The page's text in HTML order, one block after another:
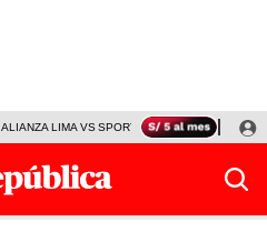
ALIANZA LIMA VS SPORT BOYS JORGE